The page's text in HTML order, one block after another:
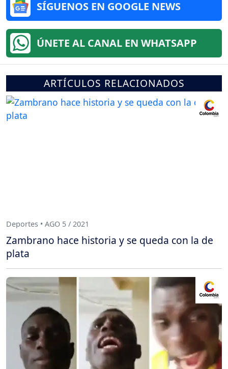
SÍGUENOS EN GOOGLE NEWS
ÚNETE AL CANAL EN WHATSAPP
ARTÍCULOS RELACIONADOS
Deportes • AGO 5 / 2021
Zambrano hace historia y se queda con la de
plata